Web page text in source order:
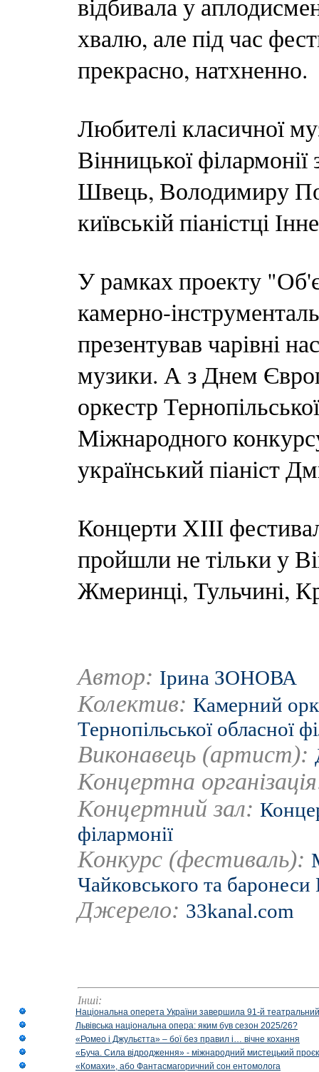
відбивала у
хвалю, але під час
прекрасно, натхненно.
Любителі класичної
Вінницької філармонії
Швець, Володимиру
київській піаністці
У рамках проекту
камерно-
презентував чарівні
музики. А з Днем
оркестр
Міжнародного
український піаніст
Концерти ХІІІ
пройшли не тільки у
Жмеринці, Тульчині,
Автор: Ірина ЗОНОВА
Колектив: Камерний
Тернопільської обласної
Виконавець (артист):
Концертна
Концертний зал:
філармонії
Конкурс (фестиваль):
Чайковського та
Джерело: 33kanal.com
Інші:
Національна оперета України завершила 91-й
Львівська національна опера: яким був сезон 2025/26?
«Ромео і Джульєтта» – бої без правил і… вічне кохання
«Буча. Сила відродження» - міжнародний мистецький
«Комахи», або Фантасмагоричний сон ентомолога